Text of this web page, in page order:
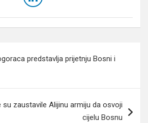
predstavlja prijetnju Bosni i
su zaustavile Alijinu armiju da osvoji
cijelu Bosnu